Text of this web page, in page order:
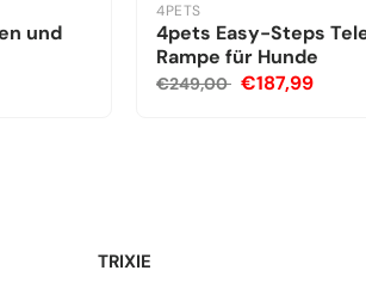
und
4PETS
4pets Easy-Steps
Rampe für Hunde
€249,00 €187,99
TRIXIE